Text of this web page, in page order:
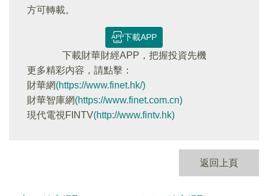
方可轉載。
下載APP
下載財華財經APP，把握投資先機
更多精彩内容，請點擊：
財華網(https://www.finet.hk/)
財華智庫網(https://www.finet.com.cn)
現代電視FINTV(http://www.fintv.hk)
返回上頁